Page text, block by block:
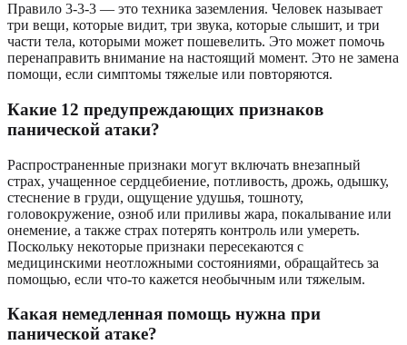
Правило 3-3-3 — это техника заземления. Человек называет
три вещи, которые видит, три звука, которые слышит, и три
части тела, которыми может пошевелить. Это может помочь
перенаправить внимание на настоящий момент. Это не замена
помощи, если симптомы тяжелые или повторяются.
Какие 12 предупреждающих признаков
панической атаки?
Распространенные признаки могут включать внезапный
страх, учащенное сердцебиение, потливость, дрожь, одышку,
стеснение в груди, ощущение удушья, тошноту,
головокружение, озноб или приливы жара, покалывание или
онемение, а также страх потерять контроль или умереть.
Поскольку некоторые признаки пересекаются с
медицинскими неотложными состояниями, обращайтесь за
помощью, если что-то кажется необычным или тяжелым.
Какая немедленная помощь нужна при
панической атаке?